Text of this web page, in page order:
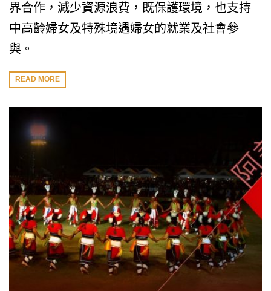
界合作，減少資源浪費，既保護環境，也支持
中高齡婦女及特殊境遇婦女的就業及社會參
與。
READ MORE